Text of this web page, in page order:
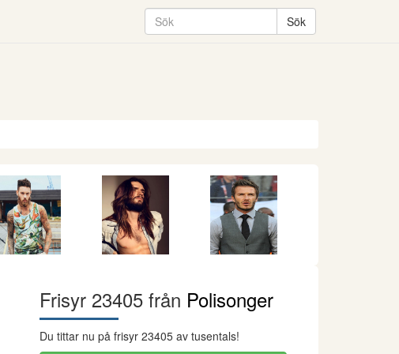
Frisyr 23405 från Polisonger
Du tittar nu på frisyr 23405 av tusentals!